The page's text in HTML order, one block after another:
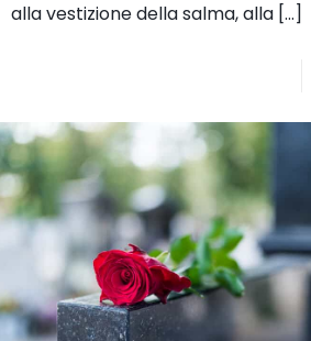
alla vestizione della salma, alla […]